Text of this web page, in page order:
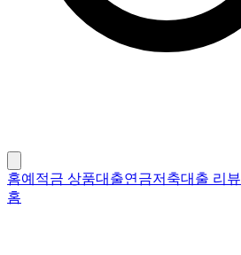
홈예적금 상품대출연금저축대출 리뷰
홈